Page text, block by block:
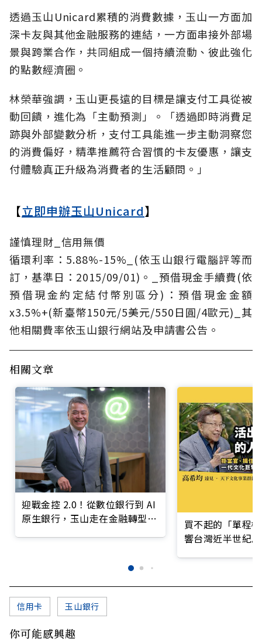
透過玉山Unicard累積的消費數據，玉山一方面加
深卡友與其他金融服務的連結，一方面串接外部場
景與跨業合作，共同組成一個持續流動、彼此強化
的點數經濟圈。
林榮華強調，玉山更長遠的目標是讓支付工具從被
動回饋，進化為「主動預測」。「透過即時消費足
跡與外部變數分析，支付工具能進一步主動洞察您
的消費偏好，精準推薦符合習慣的卡友優惠，讓支
付體驗真正升級為消費者的生活顧問。」
【立即申辦玉山Unicard】
謹慎理財_信用無價
循環利率：5.88%-15%_(依玉山銀行電腦評等而
訂，基準日：2015/09/01)。_預借現金手續費(依
預借現金約定結付幣別區分)：預借現金金額
x3.5%+(新臺幣150元/5美元/550日圓/4歐元)_其
他相關費率依玉山銀行網站及申請書公告。
相關文章
迎戰金控 2.0！從數位銀行到 AI
原生銀行，玉山走在金融轉型最
買不起的「單程
響台灣近半世紀
信用卡 玉山銀行
你可能感興趣